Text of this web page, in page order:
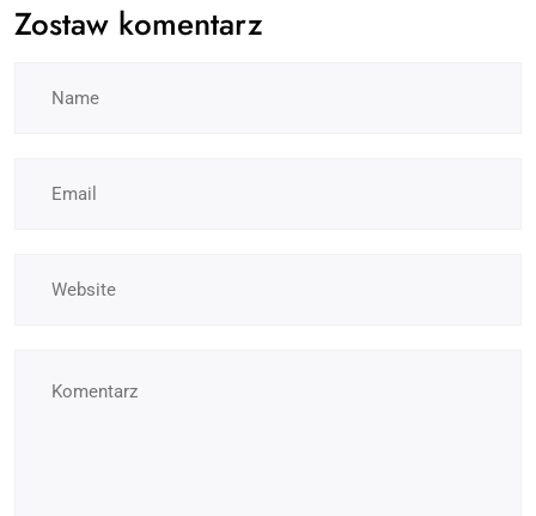
Zostaw komentarz